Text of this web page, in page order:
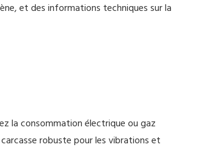
et des informations techniques sur la
la consommation électrique ou gaz
robuste pour les vibrations et